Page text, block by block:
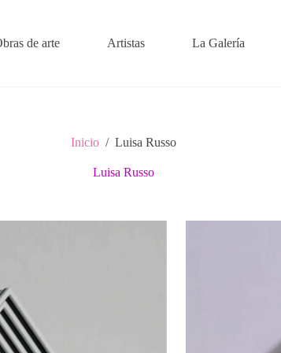
de arte Artistas La Galería
Inicio / Luisa Russo
Luisa Russo